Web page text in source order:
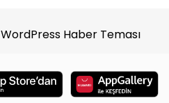
WordPress Haber Teması